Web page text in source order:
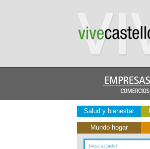
Salud y bienestar
Mundo hogar